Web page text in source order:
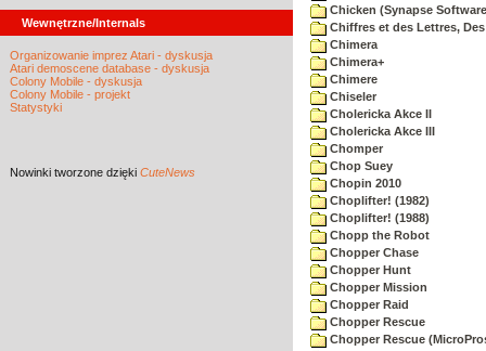
Wewnętrzne/Internals
Organizowanie imprez Atari - dyskusja
Atari demoscene database - dyskusja
Colony Mobile - dyskusja
Colony Mobile - projekt
Statystyki
Nowinki tworzone dzięki CuteNews
Chicken (Synapse
Chiffres et des Lettres, Des
Chimera
Chimera+
Chimere
Chiseler
Cholericka Akce II
Cholericka Akce III
Chomper
Chop Suey
Chopin 2010
Choplifter! (1982)
Choplifter! (1988)
Chopp the Robot
Chopper Chase
Chopper Hunt
Chopper Mission
Chopper Raid
Chopper Rescue
Chopper Rescue